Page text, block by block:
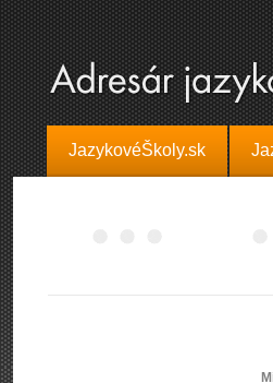
JazykovéŠkoly.sk